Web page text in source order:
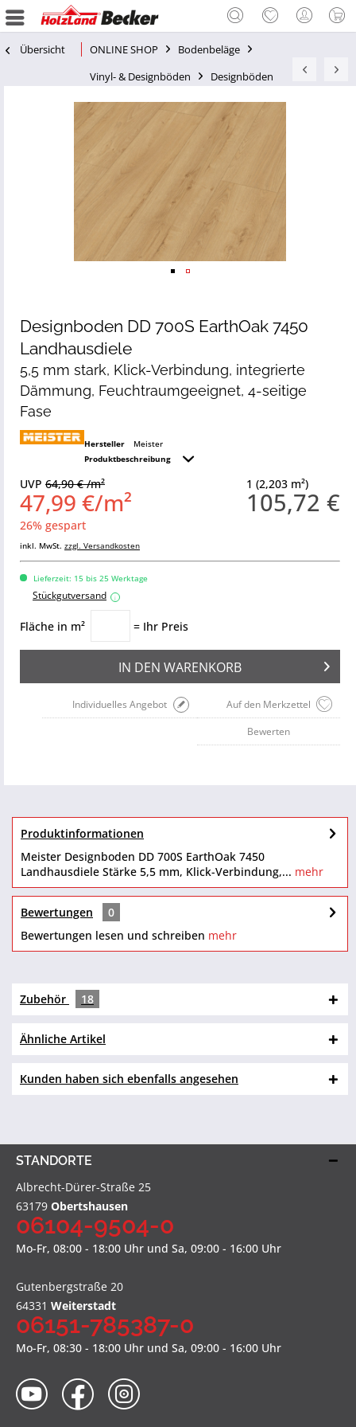
Übersicht ONLINE SHOP
Bodenbeläge
Vinyl- & Designböden
Designböden
Designboden DD 700S EarthOak 7450
Landhausdiele
5,5 mm stark, Klick-Verbindung, integrierte
Dämmung, Feuchtraumgeeignet, 4-seitige
Fase
Hersteller
Meister
Produktbeschreibung
1 (2,203 m²)
105,72 €
UVP 64,90 € /m²
47,99 €/m²
26% gespart
inkl. MwSt. zzgl. Versandkosten
Lieferzeit: 15 bis 25 Werktage
Stückgutversand i
Fläche in m² = Ihr Preis
IN DEN WARENKORB
Auf den Merkzettel
Individuelles Angebot
Bewerten
Produktinformationen
Meister Designboden DD 700S EarthOak 7450
Landhausdiele Stärke 5,5 mm, Klick-Verbindung,... mehr
Bewertungen
0
Bewertungen lesen und schreiben mehr
Zubehör 18
Ähnliche Artikel
Kunden haben sich ebenfalls angesehen
STANDORTE
Albrecht-Dürer-Straße 25
63179 Obertshausen
06104-9504-0
Mo-Fr, 08:00 - 18:00 Uhr und Sa, 09:00 - 16:00 Uhr
Gutenbergstraße 20
64331 Weiterstadt
06151-785387-0
Mo-Fr, 08:30 - 18:00 Uhr und Sa, 09:00 - 16:00 Uhr